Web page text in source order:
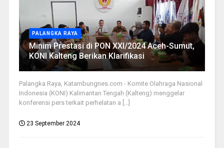
PALANGKA RAYA
Minim Prestasi di PON XXI/2024 Aceh-Sumut,
KONI Kalteng Berikan Klarifikasi
Palangka Raya, Katambungnes.com - Komite Olahraga Nasional
Indonesia (KONI) Kalimantan Tengah (Kalteng) menggelar
konferensi pers terkait perhelatan a [...]
23 September 2024